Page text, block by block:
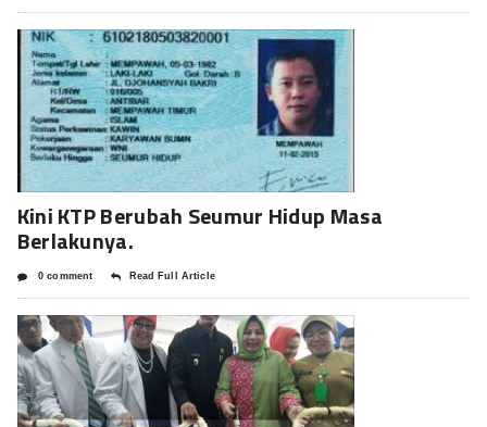
Kini KTP Berubah Seumur Hidup Masa
Berlakunya.
0 comment Read Full Article